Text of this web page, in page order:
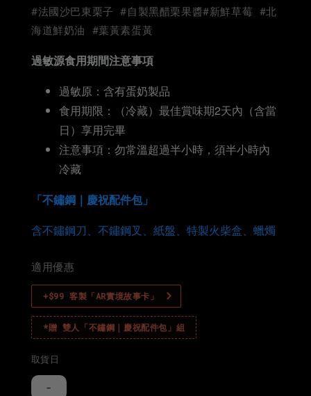
#法國沙巴東栗子 #自製黑醋栗果醬#新鮮草莓 #北
海道鮮奶油 #葉黃素蛋黃
過敏源食用期間注意事項
過敏原：含有蛋奶製品
食用期限：（冷藏）最佳賞味期2天內（含當
日）享用完畢
注意事項：勿常溫超過半小時，須半小時內
冷藏
「不鏽鋼｜慶祝配件包」
含不鏽鋼刀、不鏽鋼叉、紙盤、特製火柴盒、蠟燭
適用優惠
+$99 客製「AR實境故事卡」
*贈 雙人「不鏽鋼｜慶祝配件包」組
取貨日
-